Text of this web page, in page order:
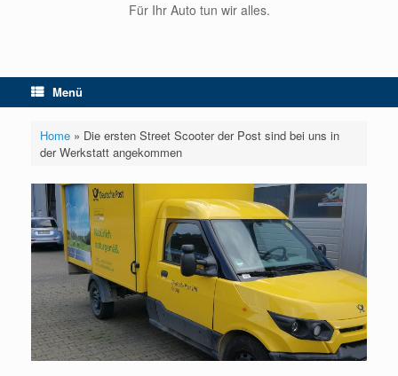
Für Ihr Auto tun wir alles.
Menü
Home» Die ersten Street Scooter der Post sind bei uns in
der Werkstatt angekommen